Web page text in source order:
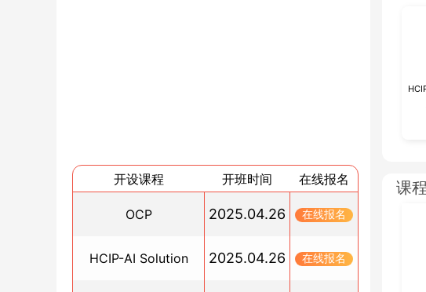
2024年网络工程师证书小白考证指南
2024/11/11
HCIE认证培训机构哪个好？博睿谷培训课程推荐
HCIP认证哪家培训机构的口碑最好？博睿谷领先一
大
开设课程 开班时间 在线报名
OCP 2025.04.26 在线报名
HCIP-AI Solution 2025.04.26 在线报名
课